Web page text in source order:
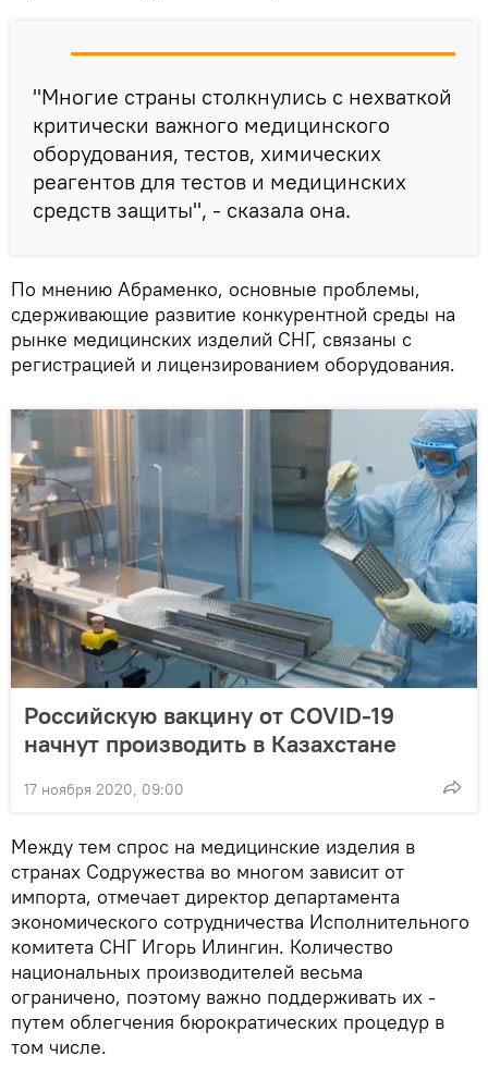
"Многие страны столкнулись с нехваткой
критически важного медицинского
оборудования, тестов, химических
реагентов для тестов и медицинских
средств защиты", - сказала она.
По мнению Абраменко, основные проблемы,
сдерживающие развитие конкурентной среды на
рынке медицинских изделий СНГ, связаны с
регистрацией и лицензированием оборудования.
Российскую вакцину от COVID-19
начнут производить в Казахстане
17 ноября 2020, 09:00
Между тем спрос на медицинские изделия в
странах Содружества во многом зависит от
импорта, отмечает директор департамента
экономического сотрудничества Исполнительного
комитета СНГ Игорь Илингин. Количество
национальных производителей весьма
ограничено, поэтому важно поддерживать их -
путем облегчения бюрократических процедур в
том числе.